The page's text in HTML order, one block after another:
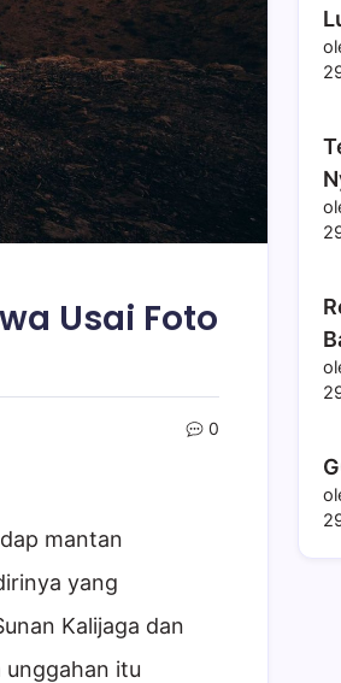
Usai Foto
0
mantan
yang
Kalijaga dan
unggahan itu